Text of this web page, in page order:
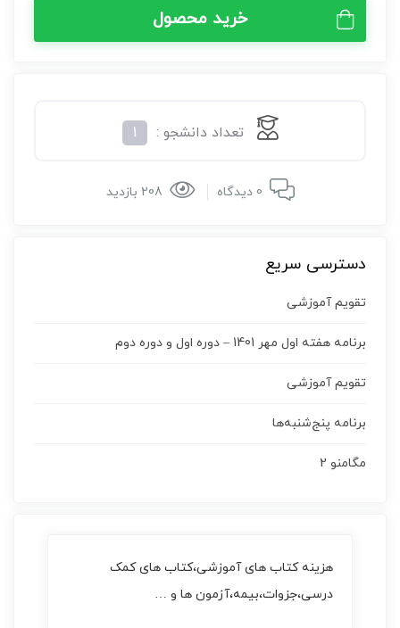
خرید محصول
تعداد دانشجو : 1
دسترسی سریع
تقویم آموزشی
برنامه هفته اول مهر 1401 – دوره اول و دوره دوم
تقویم آموزشی
برنامه پنج‌شنبه‌ها
مگامنو 2
هزینه کتاب های آموزشی،کتاب های کمک
درسی،جزوات،بیمه،آزمون ها و …